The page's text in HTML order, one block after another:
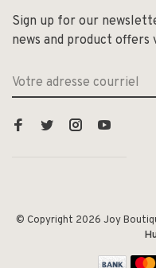
Sign up for our
news and product offers
© Copyright 2026 Joy